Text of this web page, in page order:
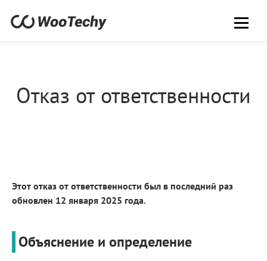
Отказ от ответственности
Этот отказ от ответственности был в последний раз
обновлен 12 января 2025 года.
Объяснение и определение